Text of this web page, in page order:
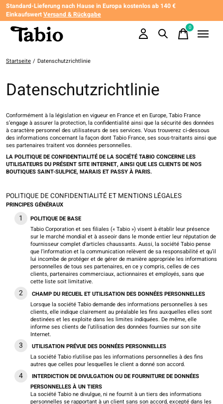
Standard-Lieferung nach Hause in Europa kostenlos ab 140 €
EinkaufswertVersand & Rückgabe
0items
Startseite / Datenschutzrichtlinie
Datenschutzrichtlinie
​​Conformément à la législation en vigueur en France et en Europe, Tabio France
s’engage à assurer la protection, la confidentialité ainsi que la sécurité des données
à caractère personnel des utilisateurs de ses services. Vous trouverez ci-dessous
des informations concernant la façon dont Tabio France, ses sous-traitants ainsi que
ses partenaires traitent vos données personnelles.
LA POLITIQUE DE CONFIDENTIALITÉ DE LA SOCIÉTÉ TABIO CONCERNE LES
UTILISATEURS DU PRÉSENT SITE INTERNET, AINSI QUE LES CLIENTS DE NOS
BOUTIQUES SAINT-SULPICE, MARAIS ET PASSY À PARIS.
POLITIQUE DE CONFIDENTIALITÉ ET MENTIONS LÉGALES
PRINCIPES GÉNÉRAUX
POLITIQUE DE BASE
Tabio Corporation et ses filiales (« Tabio ») visent à établir leur présence
sur le marché mondial et à asseoir dans le monde entier leur réputation de
fournisseur complet d’articles chaussants. Aussi, la société Tabio pense
que l’information et la communication relèvent de sa responsabilité et qu’il
lui incombe de protéger et de gérer de manière appropriée les informations
personnelles de tous ses partenaires, en ce y compris, celles de ces
clients, partenaires commerciaux, actionnaires et employés, sans que
cette liste soit limitative.
CHAMP DU RECUEIL ET UTILISATION DES DONNÉES PERSONNELLES
Lorsque la société Tabio demande des informations personnelles à ses
clients, elle indique clairement au préalable les fins auxquelles elles sont
destinées et les exploite dans les limites indiquées. De même, elle
informe ses clients de l’utilisation des données fournies sur son site
Internet.
UTILISATION PRÉVUE DES DONNÉES PERSONNELLES
La société Tabio n’utilise pas les informations personnelles à des fins
autres que celles pour lesquelles le client a donné son accord.
INTERDICTION DE DIVULGATION OU DE FOURNITURE DE DONNÉES
PERSONNELLES À UN TIERS
La société Tabio ne divulgue, ni ne fournit à un tiers des informations
personnelles se rapportant à un client sans son accord, excepté dans les